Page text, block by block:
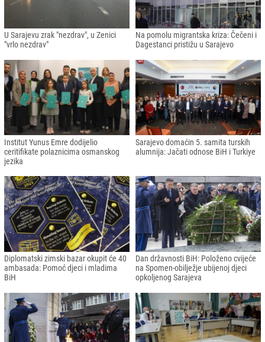
U Sarajevu zrak "nezdrav", u Zenici
"vrlo nezdrav"
Na pomolu migrantska kriza: Čečeni i
Dagestanci pristižu u Sarajevo
Institut Yunus Emre dodijelio
ceritifikate polaznicima osmanskog
jezika
Sarajevo domaćin 5. samita turskih
alumnija: Jačati odnose BiH i Turkiye
Diplomatski zimski bazar okupit će 40
ambasada: Pomoć djeci i mladima
BiH
Dan državnosti BiH: Položeno cvijeće
na Spomen-obilježje ubijenoj djeci
opkoljenog Sarajeva